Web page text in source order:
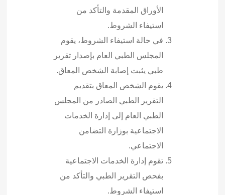
الأوراق المقدمة والتأكد من
استيفاء الشروط.
في حالة استيفاء الشروط، يقوم
المجلس الطبي العام بإصدار تقرير
طبي يثبت إصابة الشخص المعاق.
يقوم الشخص المعاق بتقديم
التقرير الطبي الصادر من المجلس
الطبي العام إلى إدارة الخدمات
الاجتماعية بوزارة التضامن
الاجتماعي.
تقوم إدارة الخدمات الاجتماعية
بفحص التقرير الطبي والتأكد من
استيفاء الشروط.